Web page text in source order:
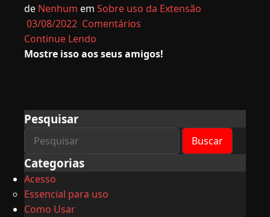
de Nenhum em Sobre uso da Extensão
03/08/2022 Comentários
Continue Lendo
Mostre isso aos seus amigos!
Pesquisar
Categorias
Acesso
Essencial para uso
Como Usar